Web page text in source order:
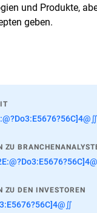
und Produkte,
geben.
ZU
ZU DEN INVESTOREN